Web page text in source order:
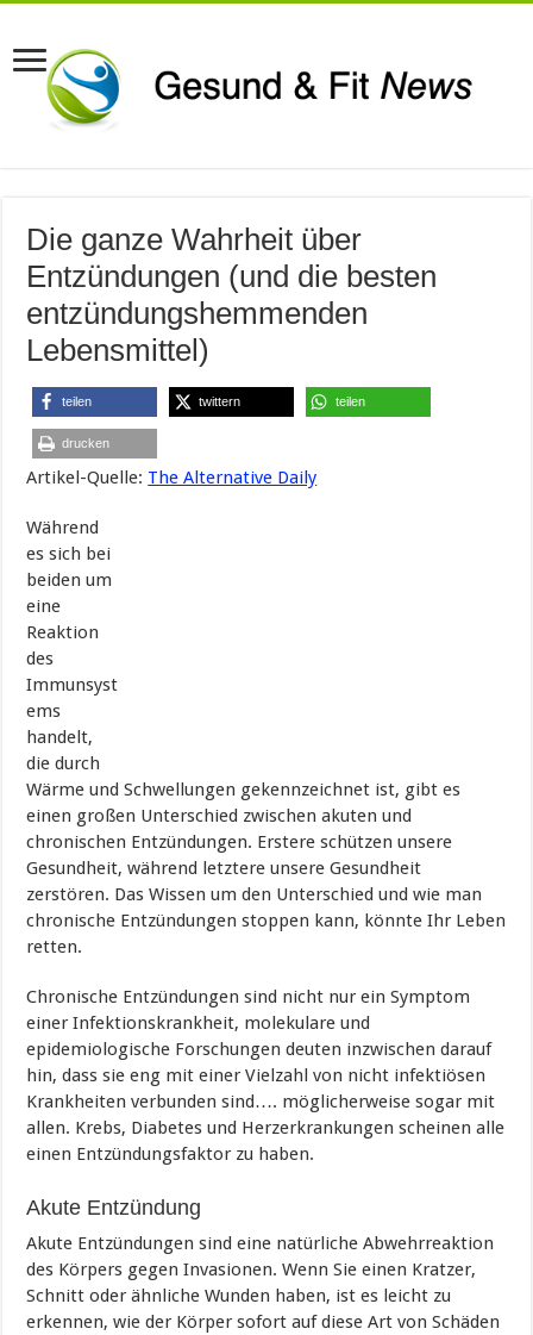
Die ganze Wahrheit über
Entzündungen (und die besten
entzündungshemmenden
Lebensmittel)
teilen twittern teilen
drucken
Artikel-Quelle: The Alternative Daily
Während
es sich bei
beiden um
eine
Reaktion
des
Immunsyst
ems
handelt,
die durch
Wärme und Schwellungen gekennzeichnet ist, gibt es
einen großen Unterschied zwischen akuten und
chronischen Entzündungen. Erstere schützen unsere
Gesundheit, während letztere unsere Gesundheit
zerstören. Das Wissen um den Unterschied und wie man
chronische Entzündungen stoppen kann, könnte Ihr Leben
retten.
Chronische Entzündungen sind nicht nur ein Symptom
einer Infektionskrankheit, molekulare und
epidemiologische Forschungen deuten inzwischen darauf
hin, dass sie eng mit einer Vielzahl von nicht infektiösen
Krankheiten verbunden sind…. möglicherweise sogar mit
allen. Krebs, Diabetes und Herzerkrankungen scheinen alle
einen Entzündungsfaktor zu haben.
Akute Entzündung
Akute Entzündungen sind eine natürliche Abwehrreaktion
des Körpers gegen Invasionen. Wenn Sie einen Kratzer,
Schnitt oder ähnliche Wunden haben, ist es leicht zu
erkennen, wie der Körper sofort auf diese Art von Schäden